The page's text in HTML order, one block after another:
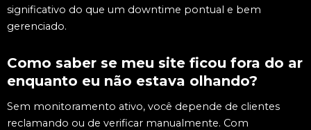
significativo do que um downtime pontual e bem
gerenciado.
Como saber se meu site ficou fora do ar
enquanto eu não estava olhando?
Sem monitoramento ativo, você depende de clientes
reclamando ou de verificar manualmente. Com